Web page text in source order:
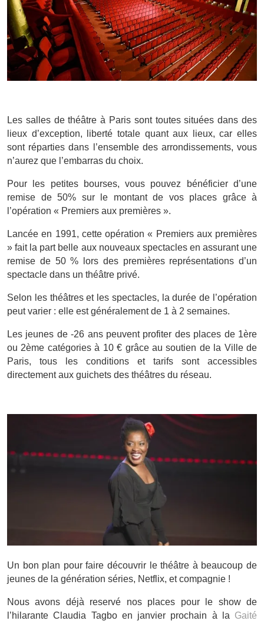
Les salles de théâtre à Paris sont toutes situées dans des
lieux d’exception, liberté totale quant aux lieux, car elles
sont réparties dans l’ensemble des arrondissements, vous
n’aurez que l’embarras du choix.
Pour les petites bourses, vous pouvez bénéficier d’une
remise de 50% sur le montant de vos places grâce à
l’opération « Premiers aux premières ».
Lancée en 1991, cette opération « Premiers aux premières
» fait la part belle aux nouveaux spectacles en assurant une
remise de 50 % lors des premières représentations d’un
spectacle dans un théâtre privé.
Selon les théâtres et les spectacles, la durée de l’opération
peut varier : elle est généralement de 1 à 2 semaines.
Les jeunes de -26 ans peuvent profiter des places de 1ère
ou 2ème catégories à 10 € grâce au soutien de la Ville de
Paris, tous les conditions et tarifs sont accessibles
directement aux guichets des théâtres du réseau.
Un bon plan pour faire découvrir le théâtre à beaucoup de
jeunes de la génération séries, Netflix, et compagnie !
Nous avons déjà reservé nos places pour le show de
l’hilarante Claudia Tagbo en janvier prochain à la Gaité